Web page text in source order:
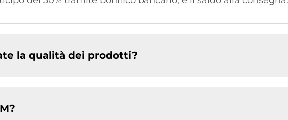
la qualità dei prodotti?